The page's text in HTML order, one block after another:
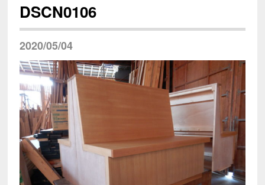
DSCN0106
2020/05/04